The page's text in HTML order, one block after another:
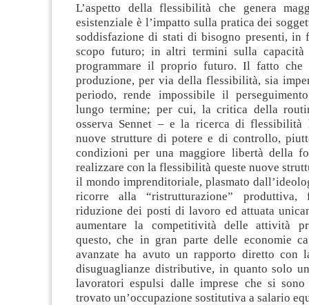
L’aspetto della flessibilità che genera
esistenziale è l’impatto sulla pratica dei
soddisfazione di stati di bisogno presenti, in
scopo futuro; in altri termini sulla
programmare il proprio futuro. Il fatto che
produzione, per via della flessibilità, sia
periodo, rende impossibile il
lungo termine; per cui, la critica della
osserva Sennet – e la ricerca di flessibilità
nuove strutture di potere e di controllo,
condizioni per una maggiore libertà della
realizzare con la flessibilità queste nuove
il mondo imprenditoriale, plasmato
ricorre alla “ristrutturazione” produttiva,
riduzione dei posti di lavoro ed attuata
aumentare la competitività delle attività
questo, che in gran parte delle economie
avanzate ha avuto un rapporto diretto con
disuguaglianze distributive, in quanto solo
lavoratori espulsi dalle imprese che si
trovato un’occupazione sostitutiva a salario